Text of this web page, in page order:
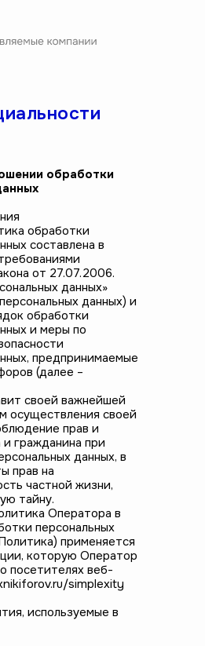
обработки
обработки
составлена в
от 27.07.2006.
данных»
данных) и
обработки
и меры по
предпринимаемые
(далее –
своей важнейшей
осуществления своей
прав и
гражданина при
данных, в
прав на
частной жизни,
тайну.
Оператора в
персональных
применяется
которую Оператор
посетителях веб-
simplexity
используемые в